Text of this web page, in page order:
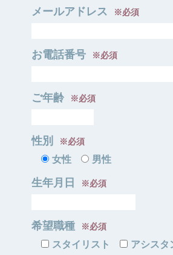
メールアドレス ※必須
お電話番号 ※必須
ご年齢 ※必須
性別 ※必須
女性 男性
生年月日 ※必須
希望職種 ※必須
スタイリスト アシスタ